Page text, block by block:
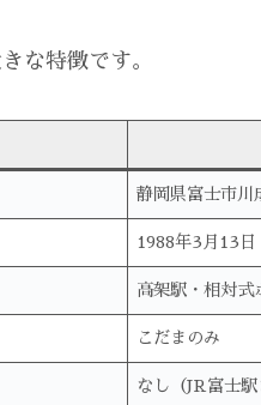
な特徴です。
静岡県富士市川
1988年3月13日
高架駅・相対式
こだまのみ
なし（JR富士